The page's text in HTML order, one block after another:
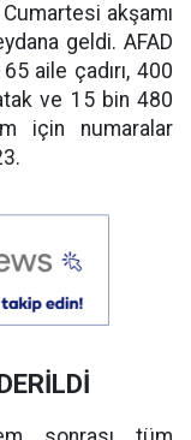
akşamı
geldi. AFAD
aile çadırı, 400
ve 15 bin 480
için numaralar